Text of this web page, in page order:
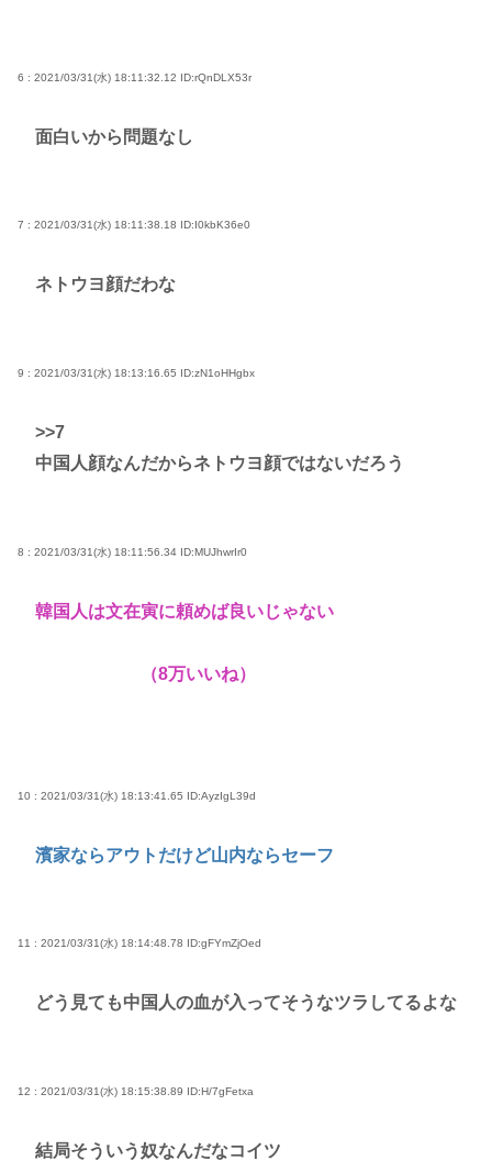
6 : 2021/03/31(水) 18:11:32.12 ID:rQnDLX53r
面白いから問題なし
7 : 2021/03/31(水) 18:11:38.18 ID:I0kbK36e0
ネトウヨ顔だわな
9 : 2021/03/31(水) 18:13:16.65 ID:zN1oHHgbx
>>7
中国人顔なんだからネトウヨ顔ではないだろう
8 : 2021/03/31(水) 18:11:56.34 ID:MUJhwrIr0
韓国人は文在寅に頼めば良いじゃない
（8万いいね）
10 : 2021/03/31(水) 18:13:41.65 ID:AyzIgL39d
濱家ならアウトだけど山内ならセーフ
11 : 2021/03/31(水) 18:14:48.78 ID:gFYmZjOed
どう見ても中国人の血が入ってそうなツラしてるよな
12 : 2021/03/31(水) 18:15:38.89 ID:H/7gFetxa
結局そういう奴なんだなコイツ